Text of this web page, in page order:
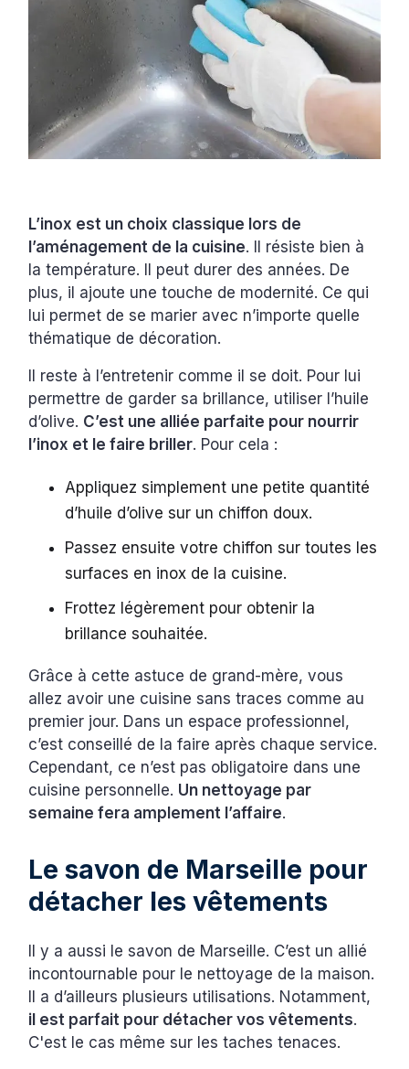
L’inox est un choix classique lors de
l’aménagement de la cuisine. Il résiste bien à
la température. Il peut durer des années. De
plus, il ajoute une touche de modernité. Ce qui
lui permet de se marier avec n’importe quelle
thématique de décoration.
Il reste à l’entretenir comme il se doit. Pour lui
permettre de garder sa brillance, utiliser l’huile
d’olive. C’est une alliée parfaite pour nourrir
l’inox et le faire briller. Pour cela :
Appliquez simplement une petite quantité
d’huile d’olive sur un chiffon doux.
Passez ensuite votre chiffon sur toutes les
surfaces en inox de la cuisine.
Frottez légèrement pour obtenir la
brillance souhaitée.
Grâce à cette astuce de grand-mère, vous
allez avoir une cuisine sans traces comme au
premier jour. Dans un espace professionnel,
c’est conseillé de la faire après chaque service.
Cependant, ce n’est pas obligatoire dans une
cuisine personnelle. Un nettoyage par
semaine fera amplement l’affaire.
Le savon de Marseille pour
détacher les vêtements
Il y a aussi le savon de Marseille. C’est un allié
incontournable pour le nettoyage de la maison.
Il a d’ailleurs plusieurs utilisations. Notamment,
il est parfait pour détacher vos vêtements.
C'est le cas même sur les taches tenaces.